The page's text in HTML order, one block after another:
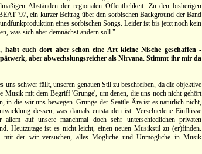
Abständen der regionalen Öffentlichkeit. Zu den bisherigen
'97, ein kurzer Beitrag über den sorbischen Background der Band
eines sorbischen Songs. Leider ist bis jetzt noch kein
was sich aber demnächst ändern soll."
euch dort aber schon eine Art kleine Nische geschaffen -
aber abwechslungsreicher als Nirvana. Stimmt ihr mir da
uns schwer fällt, unseren genauen Stil zu beschreiben, da die objektive
Musik mit dem Begriff 'Grunge', um denen, die uns noch nicht gehört
in die wir uns bewegen. Grunge der Seattle-Ära ist es natürlich nicht,
dessen, was damals entstanden ist. Verschiedene Einflüsse
auf unsere manchmal doch sehr unterschiedlichen privaten
Heutzutage ist es nicht leicht, einen neuen Musikstil zu (er)finden.
mit der wir versuchen, alles Mögliche und Unmögliche in Musik